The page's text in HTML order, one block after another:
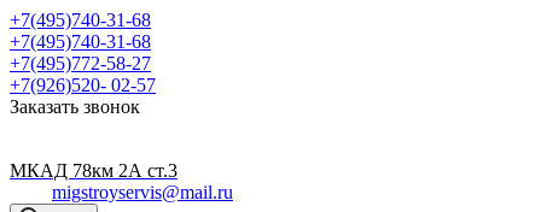
+7(495)740-31-68
+7(495)740-31-68
+7(495)772-58-27
+7(926)520- 02-57
Заказать звонок
МКАД 78км 2А ст.3
migstroyservis@mail.ru